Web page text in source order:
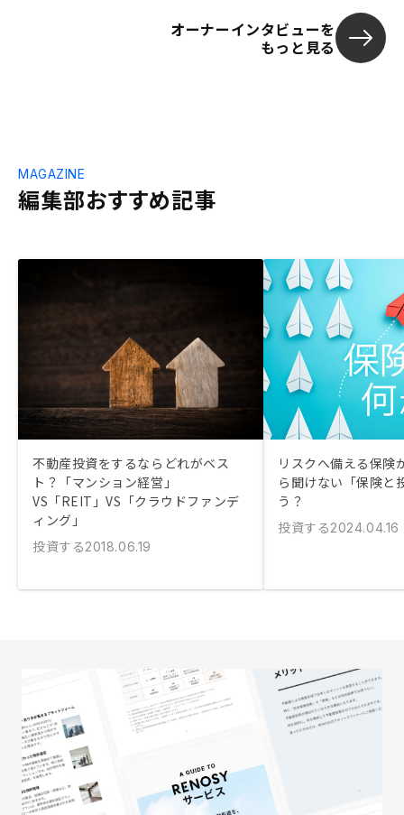
オーナーインタビューを
もっと見る
編集部おすすめ記事
MAGAZINE
不動産投資をするならどれがベス
ト？「マンション経営」
VS「REIT」VS「クラウドファンデ
ィング」
投資する2018.06.19
リスクへ備える保険
ら聞けない「保険と
う？
投資する2024.04.16